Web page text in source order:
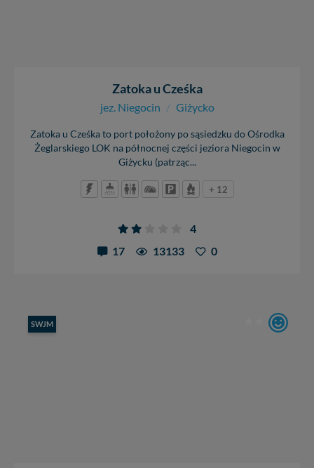
Zatoka u Cześka
jez. Niegocin / Giżycko
Zatoka u Cześka to port położony po sąsiedzku do Ośrodka
Żeglarskiego LOK na północnej części jeziora Niegocin w
Giżycku (patrząc...
+ 12
4
17
13133 0
SWJM